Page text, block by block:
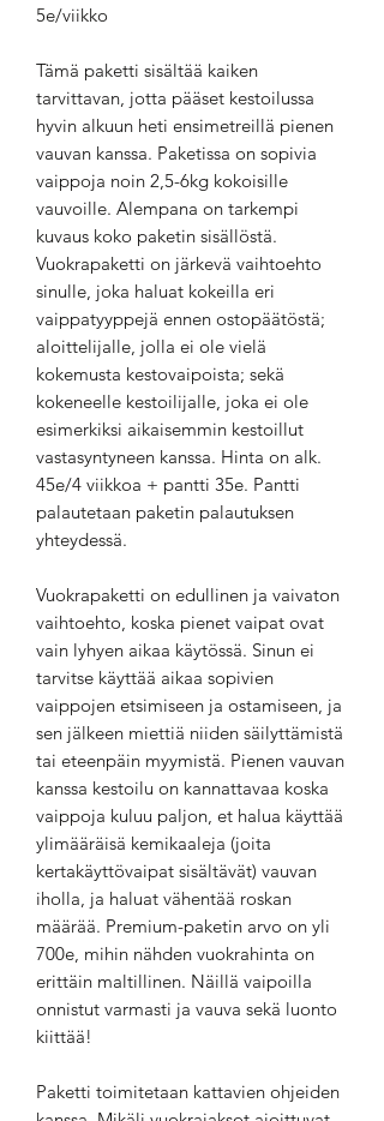
5e/viikko
Tämä paketti sisältää kaiken
tarvittavan, jotta pääset kestoilussa
hyvin alkuun heti ensimetreillä pienen
vauvan kanssa. Paketissa on sopivia
vaippoja noin 2,5-6kg kokoisille
vauvoille. Alempana on tarkempi
kuvaus koko paketin sisällöstä.
Vuokrapaketti on järkevä vaihtoehto
sinulle, joka haluat kokeilla eri
vaippatyyppejä ennen ostopäätöstä;
aloittelijalle, jolla ei ole vielä
kokemusta kestovaipoista; sekä
kokeneelle kestoilijalle, joka ei ole
esimerkiksi aikaisemmin kestoillut
vastasyntyneen kanssa. Hinta on alk.
45e/4 viikkoa + pantti 35e. Pantti
palautetaan paketin palautuksen
yhteydessä.
Vuokrapaketti on edullinen ja vaivaton
vaihtoehto, koska pienet vaipat ovat
vain lyhyen aikaa käytössä. Sinun ei
tarvitse käyttää aikaa sopivien
vaippojen etsimiseen ja ostamiseen, ja
sen jälkeen miettiä niiden säilyttämistä
tai eteenpäin myymistä. Pienen vauvan
kanssa kestoilu on kannattavaa koska
vaippoja kuluu paljon, et halua käyttää
ylimääräisä kemikaaleja (joita
kertakäyttövaipat sisältävät) vauvan
iholla, ja haluat vähentää roskan
määrää. Premium-paketin arvo on yli
700e, mihin nähden vuokrahinta on
erittäin maltillinen. Näillä vaipoilla
onnistut varmasti ja vauva sekä luonto
kiittää!
Paketti toimitetaan kattavien ohjeiden